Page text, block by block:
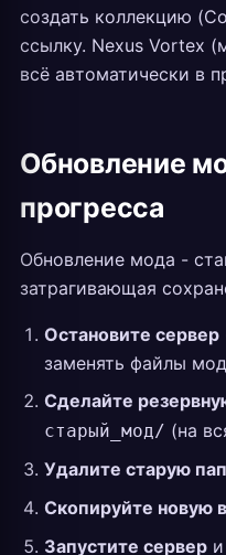
создать коллекцию
ссылку. Nexus Vortex
всё автоматически в
Обновление
прогресса
Обновление мода -
затрагивающая
Остановите сервер
заменять файлы
Сделайте
старый_мод/ (на
Удалите старую
Скопируйте новую
Запустите сервер